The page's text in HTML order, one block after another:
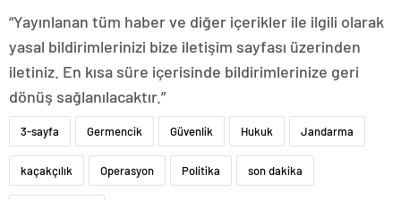
“Yayınlanan tüm haber ve diğer içerikler ile ilgili olarak
yasal bildirimlerinizi bize iletişim sayfası üzerinden
iletiniz. En kısa süre içerisinde bildirimlerinize geri
dönüş sağlanılacaktır.”
3-sayfa Germencik Güvenlik Hukuk Jandarma
kaçakçılık Operasyon Politika son dakika